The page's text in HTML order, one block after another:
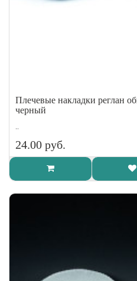
Плечевые накладки реглан
черный
..
24.00 руб.